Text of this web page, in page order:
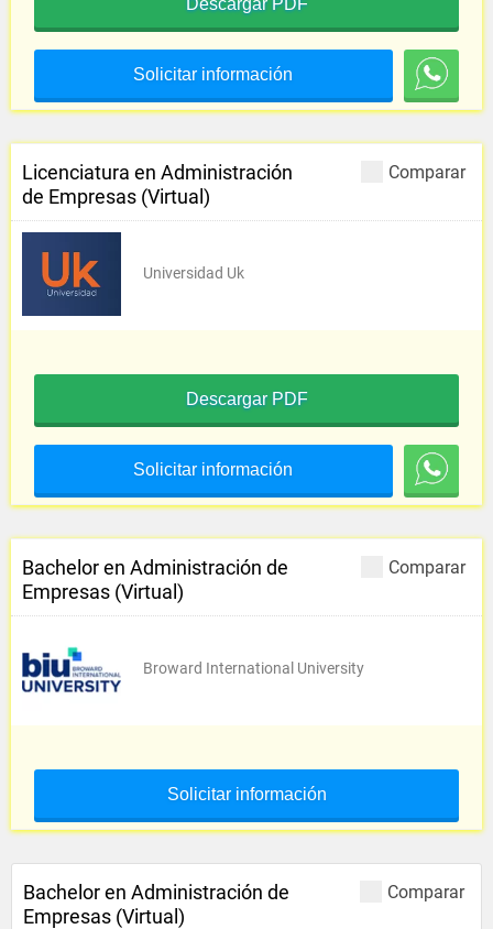
Descargar PDF
Solicitar información
Comparar
Licenciatura en Administración
de Empresas (Virtual)
Universidad Uk
Descargar PDF
Solicitar información
Comparar
Bachelor en Administración de
Empresas (Virtual)
Broward International University
Solicitar información
Comparar
Bachelor en Administración de
Empresas (Virtual)